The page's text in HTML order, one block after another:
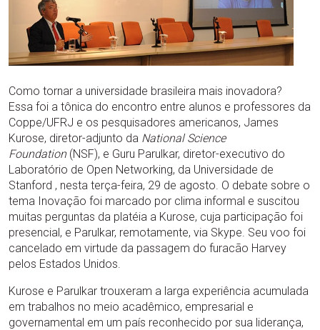
Como tornar a universidade brasileira mais inovadora?
Essa foi a tônica do encontro entre alunos e professores da
Coppe/UFRJ e os pesquisadores americanos, James
Kurose, diretor-adjunto da National Science
Foundation (NSF), e Guru Parulkar, diretor-executivo do
Laboratório de Open Networking, da Universidade de
Stanford , nesta terça-feira, 29 de agosto. O debate sobre o
tema Inovação foi marcado por clima informal e suscitou
muitas perguntas da platéia a Kurose, cuja participação foi
presencial, e Parulkar, remotamente, via Skype. Seu voo foi
cancelado em virtude da passagem do furacão Harvey
pelos Estados Unidos.
Kurose e Parulkar trouxeram a larga experiência acumulada
em trabalhos no meio acadêmico, empresarial e
governamental em um país reconhecido por sua liderança,